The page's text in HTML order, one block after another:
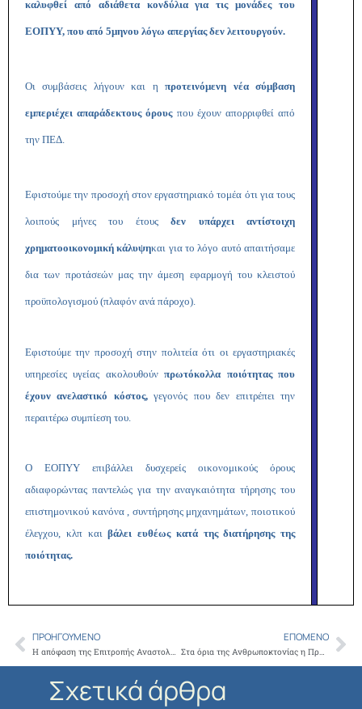
καλυφθεί από αδιάθετα κονδύλια για τις μονάδες του
ΕΟΠΥΥ, που από 5μηνου λόγω απεργίας δεν λειτουργούν.
Οι συμβάσεις λήγουν και ηπροτεινόμενη νέα σύμβαση
εμπεριέχει απαράδεκτους όρουςπου έχουν απορριφθεί από
την ΠΕΔ.
Εφιστούμε την προσοχή στον εργαστηριακό τομέα ότι για τους
λοιπούς μήνες του έτους δεν υπάρχει αντίστοιχη
χρηματοοικονομική κάλυψηκαι για το λόγο αυτό απαιτήσαμε
δια των προτάσεών μας την άμεση εφαρμογή του κλειστού
προϋπολογισμού (πλαφόν ανά πάροχο).
Εφιστούμε την προσοχή στην πολιτεία ότι οι εργαστηριακές
υπηρεσίες υγείας ακολουθούνπρωτόκολλα ποιότητας που
έχουν ανελαστικό κόστος,γεγονός που δεν επιτρέπει την
περαιτέρω συμπίεση του.
Ο ΕΟΠΥΥ επιβάλλει δυσχερείς οικονομικούς όρους
αδιαφορώντας παντελώς για την αναγκαιότητα τήρησης του
επιστημονικού κανόνα , συντήρησης μηχανημάτων, ποιοτικού
έλεγχου, κλπ καιβάλει ευθέως κατά της διατήρησης της
ποιότητας.
Prev
ΠΡΟΗΓΟΎΜΕΝΟ
Η απόφαση της Επιτροπής Αναστολών του ΣτΕ για το πλαφόν συνταγογράφησης
ΕΠΌΜΕΝΟ
Στα όρια της Ανθρωποκτονίας η Πρωτοβάθμια Περίθαλψη: Γιατροί και Φαρμακοποιοί στο Κοινό Πανυγειονομικό Μέτωπο
Σχετικά άρθρα